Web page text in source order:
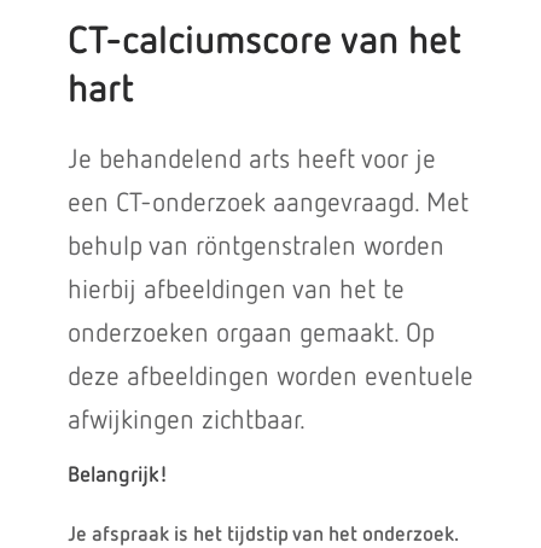
CT-calciumscore van het
hart
Je behandelend arts heeft voor je
een CT-onderzoek aangevraagd. Met
behulp van röntgenstralen worden
hierbij afbeeldingen van het te
onderzoeken orgaan gemaakt. Op
deze afbeeldingen worden eventuele
afwijkingen zichtbaar.
Belangrijk!
Je afspraak is het tijdstip van het onderzoek.